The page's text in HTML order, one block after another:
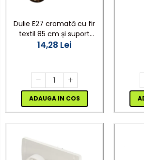
Dulie E27 cromată cu fir
textil 85 cm și suport
plafon Ø10 cm, cu
14,28 Lei
ADAUGA IN COS